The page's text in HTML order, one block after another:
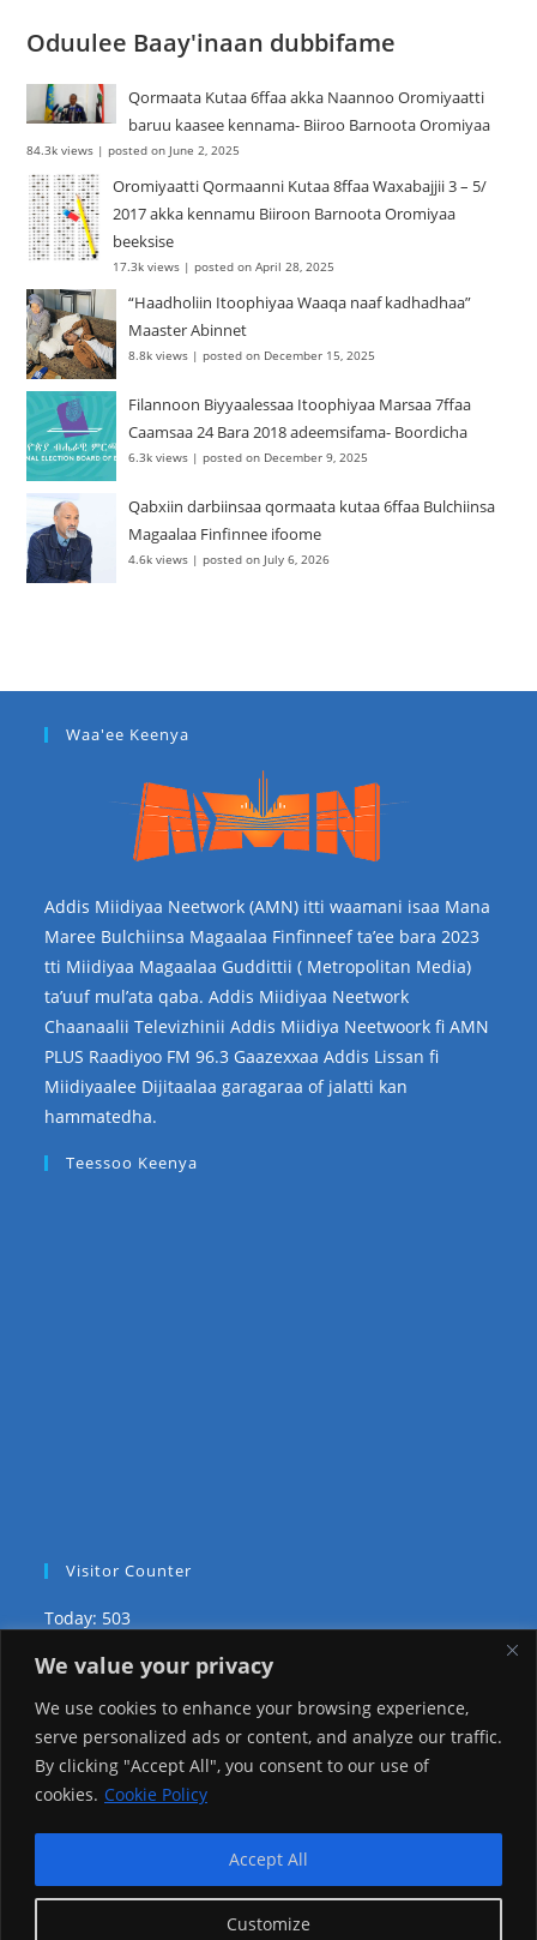
We value your privacy
We use cookies to enhance your browsing experience,
serve personalized ads or content, and analyze our traffic.
By clicking "Accept All", you consent to our use of
cookies. Cookie Policy
Customize
Accept All
Oduulee Baay'inaan dubbifame
Qormaata Kutaa 6ffaa akka Naannoo Oromiyaatti
baruu kaasee kennama- Biiroo Barnoota Oromiyaa
84.3k views |posted on June 2, 2025
Oromiyaatti Qormaanni Kutaa 8ffaa Waxabajjii 3 – 5/
2017 akka kennamu Biiroon Barnoota Oromiyaa
beeksise
17.3k views |posted on April 28, 2025
“Haadholiin Itoophiyaa Waaqa naaf kadhadhaa”
Maaster Abinnet
8.8k views |posted on December 15, 2025
Filannoon Biyyaalessaa Itoophiyaa Marsaa 7ffaa
Caamsaa 24 Bara 2018 adeemsifama- Boordicha
6.3k views |posted on December 9, 2025
Qabxiin darbiinsaa qormaata kutaa 6ffaa Bulchiinsa
Magaalaa Finfinnee ifoome
4.6k views |posted on July 6, 2026
Waa'ee Keenya
Addis Miidiyaa Neetwork (AMN) itti waamani isaa Mana
Maree Bulchiinsa Magaalaa Finfinneef ta’ee bara 2023
tti Miidiyaa Magaalaa Guddittii ( Metropolitan Media)
ta’uuf mul’ata qaba. Addis Miidiyaa Neetwork
Chaanaalii Televizhinii Addis Miidiya Neetwoork fi AMN
PLUS Raadiyoo FM 96.3 Gaazexxaa Addis Lissan fi
Miidiyaalee Dijitaalaa garagaraa of jalatti kan
hammatedha.
Teessoo Keenya
Visitor Counter
Today: 503
Yesterday: 2650
This Week: 24366
This Month: 73639
1221458